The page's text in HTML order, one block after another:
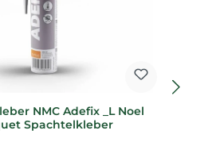
NMC Adefix _L Noel
Spachtelkleber